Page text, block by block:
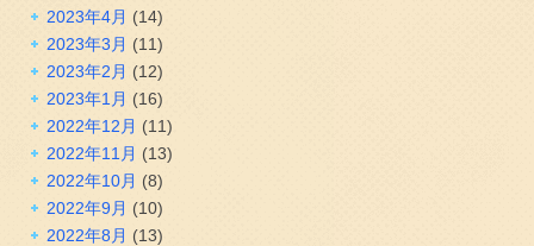
2023年4月 (14)
2023年3月 (11)
2023年2月 (12)
2023年1月 (16)
2022年12月 (11)
2022年11月 (13)
2022年10月 (8)
2022年9月 (10)
2022年8月 (13)